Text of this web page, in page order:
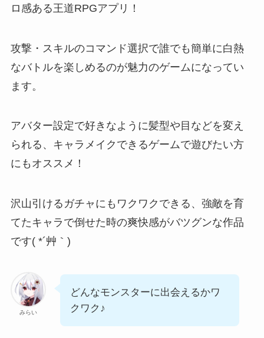
ロ感ある王道RPGアプリ！
攻撃・スキルのコマンド選択で誰でも簡単に白熱
なバトルを楽しめるのが魅力のゲームになってい
ます。
アバター設定で好きなように髪型や目などを変え
られる 、キャラメイクできるゲームで遊びたい方
にもオススメ！
沢山引けるガチャにもワクワクできる、強敵を育
てたキャラで倒せた時の爽快感がバツグンな作品
です( *´艸｀)
みらい
どんなモンスターに出会えるかワ
クワク♪